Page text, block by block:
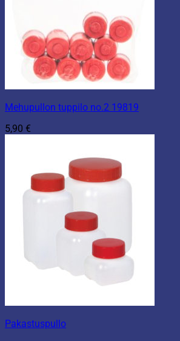
Mehupullon tuppilo no.2 19819
5,90 €
Pakastuspullo